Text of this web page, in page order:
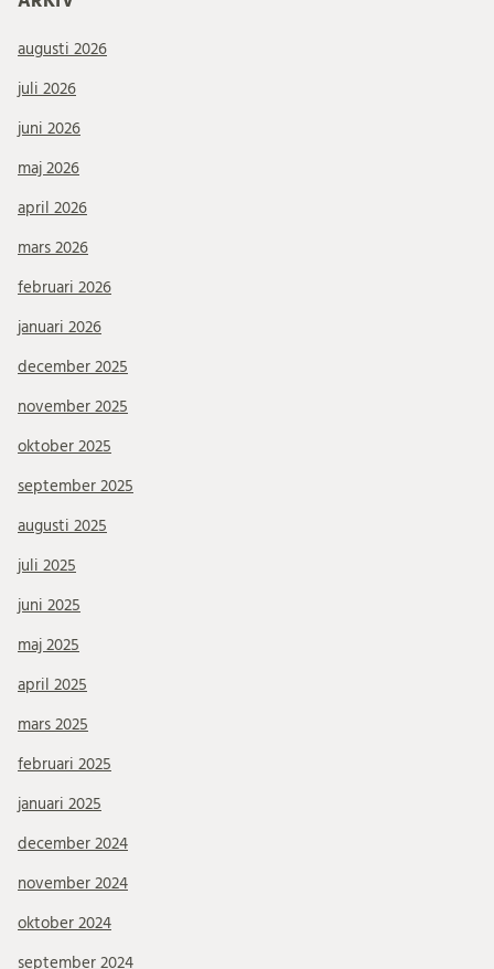
augusti 2026
juli 2026
juni 2026
maj 2026
april 2026
mars 2026
februari 2026
januari 2026
december 2025
november 2025
oktober 2025
september 2025
augusti 2025
juli 2025
juni 2025
maj 2025
april 2025
mars 2025
februari 2025
januari 2025
december 2024
november 2024
oktober 2024
september 2024